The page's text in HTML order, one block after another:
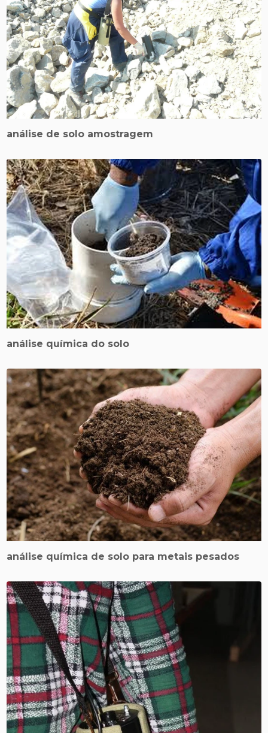
análise de solo amostragem
análise química do solo
análise química de solo para metais pesados